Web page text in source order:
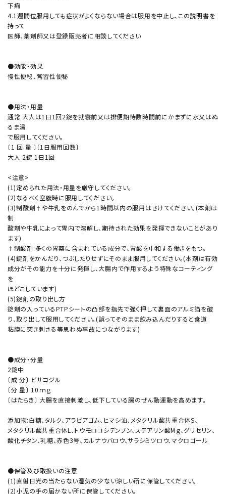
下痢
4.1週間位服用しても症状がよくならない場合は服用を中止し、この説明書を
持って
医師、薬剤師又は登録販売者に相談してください
●効能・効果
慢性便秘、常習性便秘
●用法・用量
通常 大人は1日1回2錠を就寝前又は排便期待数時間前にかまずに水又はぬ
るま湯
で服用してください。
〔1 回 量 〕〔1日服用回数〕
大人 2錠 1日1回
<注意>
(1)定められた用法・用量を厳守してください。
(2)なるべく空腹時に服用してください。
(3)制酸剤†や牛乳をのんでから1時間以内の服用はさけてください。(本剤は
制
酸剤や牛乳によって胃内で溶解し、期待された効果を発揮できないことがあり
ます)
†制酸剤:多くの胃薬に含まれている成分で、胃酸を中和する働きをもつ。
(4)錠剤をかんだり、つぶしたりせずにそのまま服用してください。(本剤は有効
成分がその能力を十分に発揮し、大腸内で作用するよう特殊なコーティング
を
ほどこしています)
(5)錠剤の取り出し方
錠剤の入っているPTPシートの凸部を指先で強く押して裏面のアルミ箔を破
り、取り出して服用してください。(誤ってそのまま飲み込んだりすると食道
粘膜に突き刺さる等思わぬ事故につながります)
●成分・分量
2錠中
〔成 分〕 ビサコジル
〔分 量〕 10ｍｇ
〔はたらき〕 大腸を直接刺激し、低下している腸のぜん動運動を高めます。
添加物:白糖、タルク、アラビアゴム、ヒマシ油、メタクリル酸共重合体S、
メタクリル酸共重合体L、トウモロコシデンプン、ステアリン酸Mｇ、グリセリン、
酸化チタン、乳糖、赤色3号、カルナウバロウ、サラシミツロウ、マクロゴール
●保管及び取扱いの注意
(1)直射日光の当たらない湿気の少ない涼しい所に保管してください。
(2)小児の手の届かない所に保管してください。